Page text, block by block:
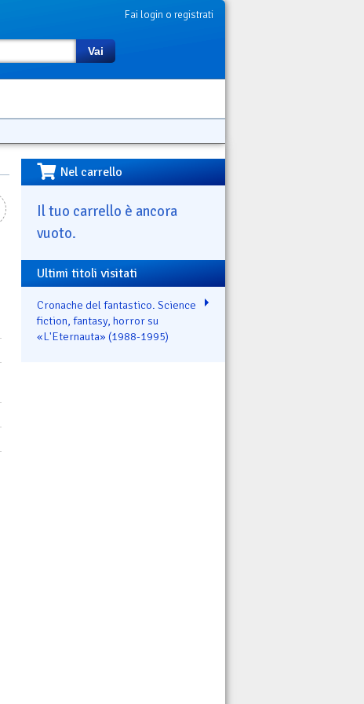
Fai login o registrati
Vai
Nel carrello
Il tuo carrello è ancora
vuoto.
Ultimi titoli visitati
Cronache del fantastico. Science
fiction, fantasy, horror su
«L'Eternauta» (1988-1995)